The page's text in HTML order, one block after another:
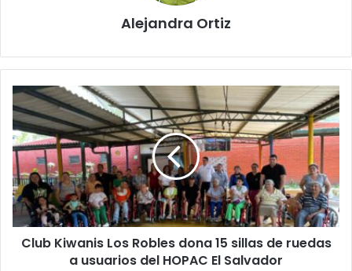
Alejandra Ortiz
Club
Kiwanis
Los
Robles
dona
15
sillas
de
ruedas
Club Kiwanis Los Robles dona 15 sillas de ruedas
a usuarios del HOPAC El Salvador